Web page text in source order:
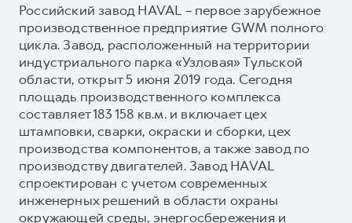
Российский завод HAVAL – первое зарубежное
производственное предприятие GWM полного
цикла. Завод, расположенный на территории
индустриального парка «Узловая» Тульской
области, открыт 5 июня 2019 года. Сегодня
площадь производственного комплекса
составляет 183 158 кв.м. и включает цех
штамповки, сварки, окраски и сборки, цех
производства компонентов, а также завод по
производству двигателей. Завод HAVAL
спроектирован с учетом современных
инженерных решений в области охраны
окружающей среды, энергосбережения и